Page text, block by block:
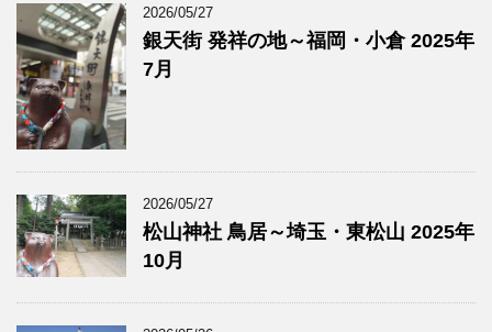
2026/05/27
銀天街 発祥の地～福岡・小倉 2025年
7月
2026/05/27
松山神社 鳥居～埼玉・東松山 2025年
10月